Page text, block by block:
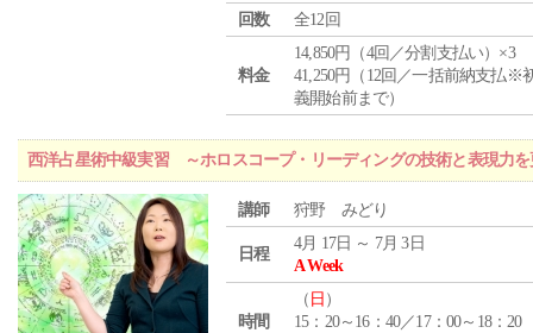
回数
全12回
料金
14,850円（4回／分割支払い）×3
41,250円（12回／一括前納支払※
義開始前まで）
西洋占星術中級実習 ～ホロスコープ・リーディングの技術と表現力
講師 狩野 みどり
日程
4月 17日 ～ 7月 3日
A Week
時間
（ 日 ）
15：20～16：40／17：00～18：20